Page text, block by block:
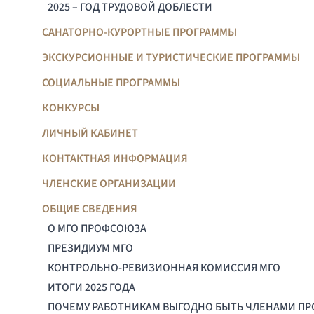
2025 – ГОД ТРУДОВОЙ ДОБЛЕСТИ
САНАТОРНО-КУРОРТНЫЕ ПРОГРАММЫ
ЭКСКУРСИОННЫЕ И ТУРИСТИЧЕСКИЕ ПРОГРАММЫ
СОЦИАЛЬНЫЕ ПРОГРАММЫ
КОНКУРСЫ
ЛИЧНЫЙ КАБИНЕТ
КОНТАКТНАЯ ИНФОРМАЦИЯ
ЧЛЕНСКИЕ ОРГАНИЗАЦИИ
ОБЩИЕ СВЕДЕНИЯ
О МГО ПРОФСОЮЗА
ПРЕЗИДИУМ МГО
КОНТРОЛЬНО-РЕВИЗИОННАЯ КОМИССИЯ МГО
ИТОГИ 2025 ГОДА
ПОЧЕМУ РАБОТНИКАМ ВЫГОДНО БЫТЬ ЧЛЕНАМИ